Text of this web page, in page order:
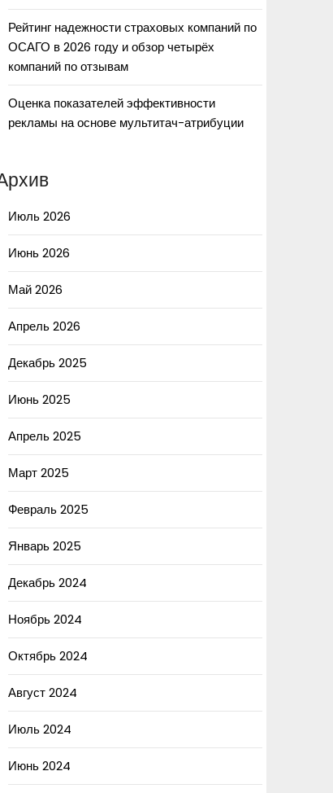
Рейтинг надежности страховых компаний по
ОСАГО в 2026 году и обзор четырёх
компаний по отзывам
Оценка показателей эффективности
рекламы на основе мультитач-атрибуции
Июль 2026
Июнь 2026
Май 2026
Апрель 2026
Декабрь 2025
Июнь 2025
Апрель 2025
Март 2025
Февраль 2025
Январь 2025
Декабрь 2024
Ноябрь 2024
Октябрь 2024
Август 2024
Июль 2024
Июнь 2024